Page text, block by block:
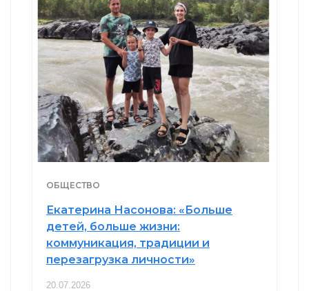
ОБЩЕСТВО
Екатерина Насонова: «Больше
детей, больше жизни:
коммуникация, традиции и
перезагрузка личности»
20.07.2026